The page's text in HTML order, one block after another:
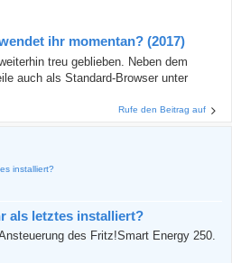
ihr momentan? (2017)
treu geblieben. Neben dem
auch als Standard-Browser unter
Rufe den Beitrag auf
installiert?
als letztes installiert?
des Fritz!Smart Energy 250.